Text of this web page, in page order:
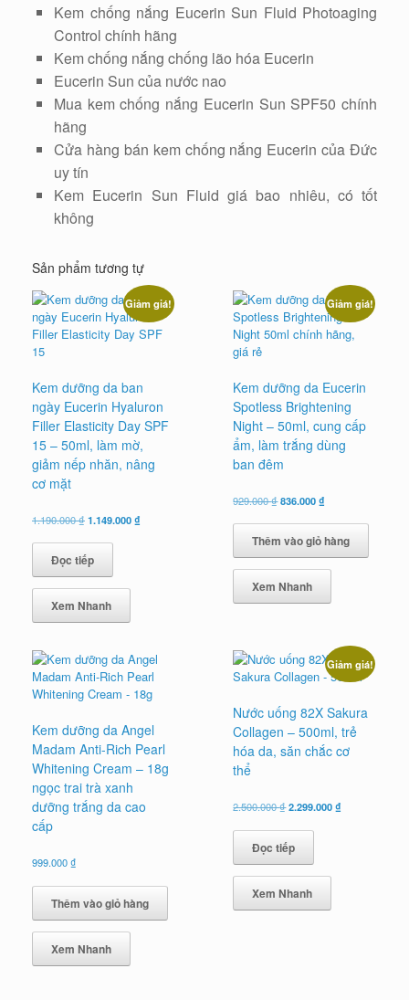
Kem chống nắng Eucerin Sun Fluid Photoaging
Control chính hãng
Kem chống nắng chống lão hóa Eucerin
Eucerin Sun của nước nao
Mua kem chống nắng Eucerin Sun SPF50 chính
hãng
Cửa hàng bán kem chống nắng Eucerin của Đức
uy tín
Kem Eucerin Sun Fluid giá bao nhiêu, có tốt
không
Sản phẩm tương tự
Giảm giá!
Kem dưỡng da ban
ngày Eucerin Hyaluron
Filler Elasticity Day SPF
15 – 50ml, làm mờ,
giảm nếp nhăn, nâng
cơ mặt
1.190.000₫Giá
là:
1.190.000 ₫.
1.149.000₫
Đọc tiếp
Xem Nhanh
Giảm giá!
Kem dưỡng da Eucerin
Spotless Brightening
Night – 50ml, cung cấp
ẩm, làm trắng dùng
ban đêm
929.000₫Giá
là:
929.000 ₫.
836.000₫
tại
là:
836.000 ₫.
Thêm vào giỏ hàng
Xem Nhanh
Kem dưỡng da Angel
Madam Anti-Rich Pearl
Whitening Cream – 18g
ngọc trai trà xanh
dưỡng trắng da cao
cấp
999.000₫
Thêm vào giỏ hàng
Xem Nhanh
Giảm giá!
Nước uống 82X Sakura
Collagen – 500ml, trẻ
hóa da, săn chắc cơ
thể
2.500.000₫Giá
là:
2.500.000 ₫.
2.299.000₫
Đọc tiếp
Xem Nhanh